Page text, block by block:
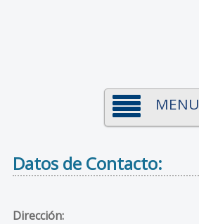
MENU
Datos de Contacto:
Dirección: